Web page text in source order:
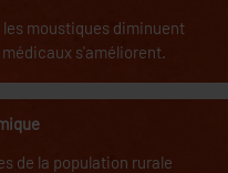
les moustiques diminuent
s'améliorent.
de la population rurale